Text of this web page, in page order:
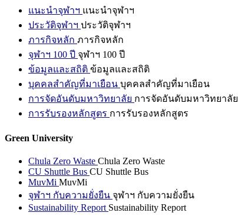
แนะนำจุฬาฯ แนะนำจุฬาฯ
ประวัติจุฬาฯ ประวัติจุฬาฯ
ภารกิจหลัก ภารกิจหลัก
จุฬาฯ 100 ปี จุฬาฯ 100 ปี
ข้อมูลและสถิติ ข้อมูลและสถิติ
บุคคลสำคัญที่มาเยือน บุคคลสำคัญที่มาเยือน
การจัดอันดับมหาวิทยาลัย การจัดอันดับมหาวิทยาลัย
การรับรองหลักสูตร การรับรองหลักสูตร
Green University
Chula Zero Waste Chula Zero Waste
CU Shuttle Bus CU Shuttle Bus
MuvMi MuvMi
จุฬาฯ กับความยั่งยืน จุฬาฯ กับความยั่งยืน
Sustainability Report Sustainability Report